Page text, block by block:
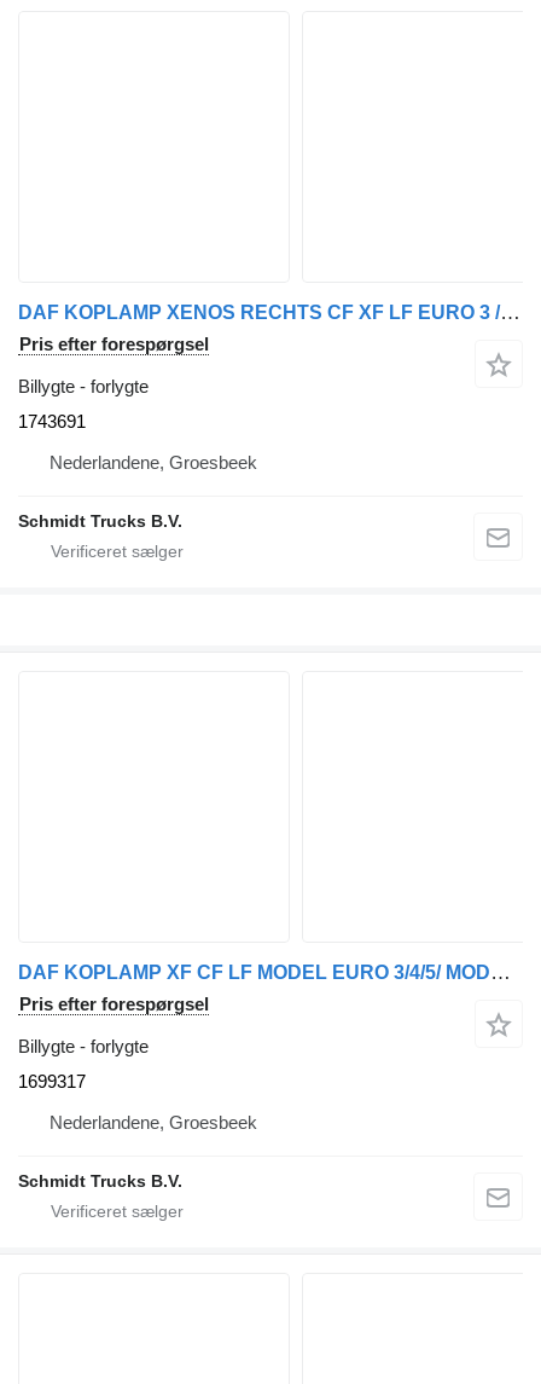
DAF KOPLAMP XENOS RECHTS CF XF LF EURO 3 / 5 1743691 forlygte til lastbil
Pris efter forespørgsel
Billygte - forlygte
1743691
Nederlandene, Groesbeek
Schmidt Trucks B.V.
DAF KOPLAMP XF CF LF MODEL EURO 3/4/5/ MODEL 2012 LINKDS 1699317 forlygte til lastbil
Pris efter forespørgsel
Billygte - forlygte
1699317
Nederlandene, Groesbeek
Schmidt Trucks B.V.